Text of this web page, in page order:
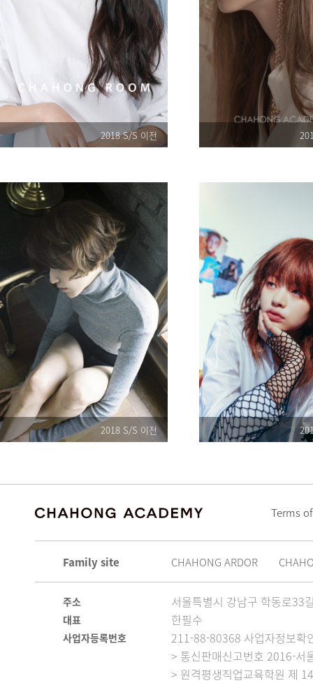
2018 S/S 이전
2018 S/S 이전
Family site CHAHONG ARDOR
Terms
주소 서울특별시 강남구 학동로33
대표 한필수
사업자등록번호
211-88-80368 사업자정보확
> 통신판매신고번호 2016-서
> 원격평생직업교육학원 제